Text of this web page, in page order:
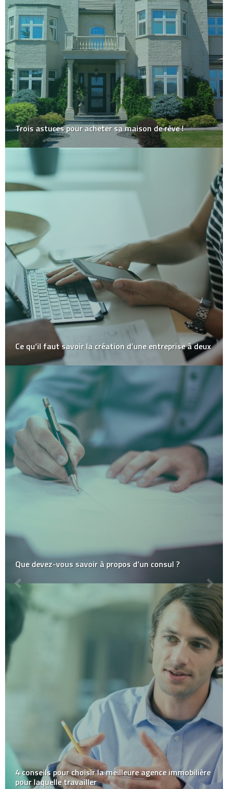
Trois astuces pour acheter sa maison de rêve !
Ce qu’il faut savoir la création d’une entreprise à deux
Que devez-vous savoir à propos d’un consul ?
4 conseils pour choisir la meilleure agence immobilière
pour laquelle travailler